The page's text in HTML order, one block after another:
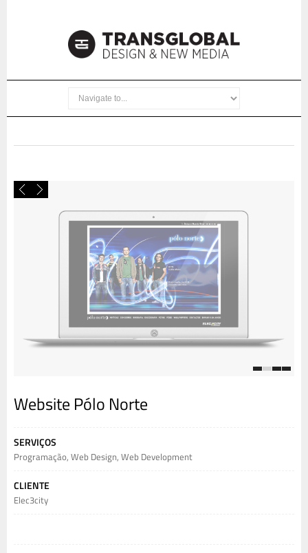
Website Pólo Norte
SERVIÇOS
Programação, Web Design, Web Development
CLIENTE
Elec3city